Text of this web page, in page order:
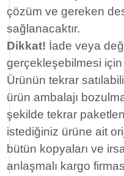
çözüm ve gereken
sağlanacaktır.
Dikkat! İade veya
gerçekleşebilmesi için
Ürünün tekrar
ürün ambalajı
şekilde tekrar
istediğiniz ürüne ait
bütün kopyaları ve
anlaşmalı kargo